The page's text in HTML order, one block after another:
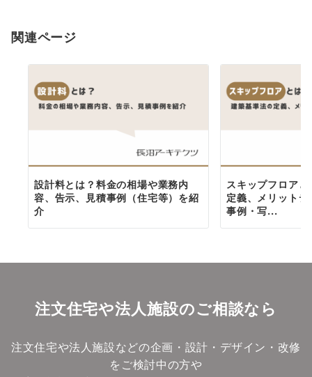
関連ページ
設計料とは？料金の相場や業務内
容、告示、見積事例（住宅等）を紹
介
スキップフロア
定義、メリット
事例・写...
注文住宅や法人施設のご相談なら
注文住宅や法人施設などの企画・設計・デザイン・改修
をご検討中の方や